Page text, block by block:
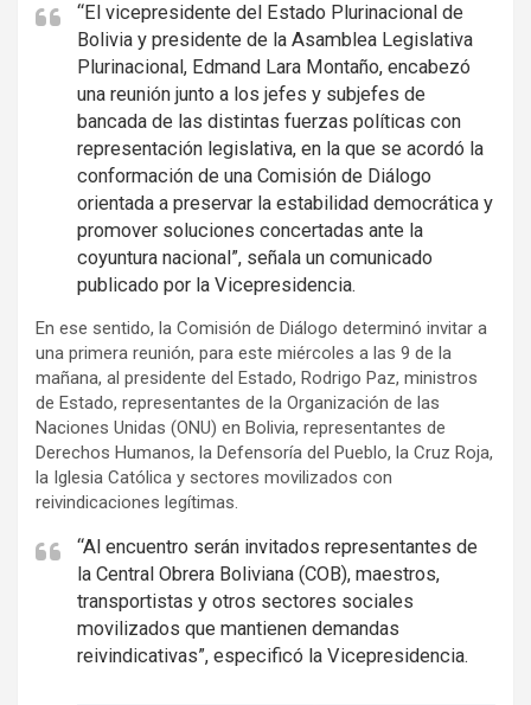
“El vicepresidente del Estado Plurinacional de
Bolivia y presidente de la Asamblea Legislativa
Plurinacional, Edmand Lara Montaño, encabezó
una reunión junto a los jefes y subjefes de
bancada de las distintas fuerzas políticas con
representación legislativa, en la que se acordó la
conformación de una Comisión de Diálogo
orientada a preservar la estabilidad democrática y
promover soluciones concertadas ante la
coyuntura nacional”, señala un comunicado
publicado por la Vicepresidencia.
En ese sentido, la Comisión de Diálogo determinó invitar a
una primera reunión, para este miércoles a las 9 de la
mañana, al presidente del Estado, Rodrigo Paz, ministros
de Estado, representantes de la Organización de las
Naciones Unidas (ONU) en Bolivia, representantes de
Derechos Humanos, la Defensoría del Pueblo, la Cruz Roja,
la Iglesia Católica y sectores movilizados con
reivindicaciones legítimas.
“Al encuentro serán invitados representantes de
la Central Obrera Boliviana (COB), maestros,
transportistas y otros sectores sociales
movilizados que mantienen demandas
reivindicativas”, especificó la Vicepresidencia.